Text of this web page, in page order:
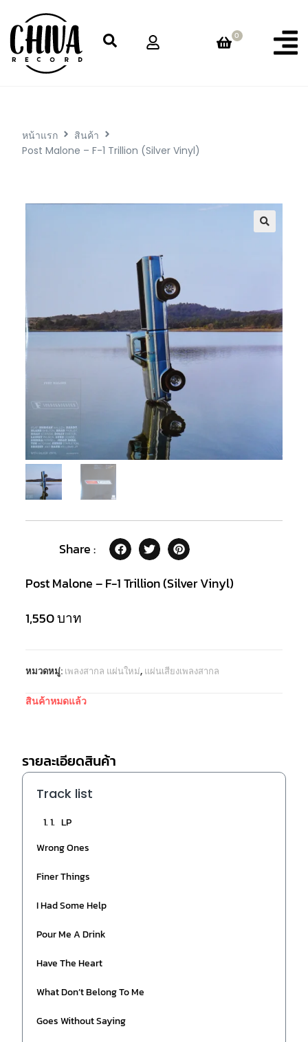
0
หน้าแรก
สินค้า
Post Malone – F-1 Trillion (Silver Vinyl)
Share :
Post Malone – F-1 Trillion (Silver Vinyl)
1,550บาท
หมวดหมู่: เพลงสากล แผ่นใหม่, แผ่นเสียงเพลงสากล
สินค้าหมดแล้ว
รายละเอียดสินค้า
Track list
1. LP
Wrong Ones
Finer Things
I Had Some Help
Pour Me A Drink
Have The Heart
What Don’t Belong To Me
Goes Without Saying